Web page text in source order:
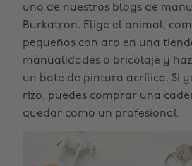
uno de nuestros blogs de
Burkatron. Elige el animal,
pequeños con aro en una
manualidades o bricolaje y
un bote de pintura acrílica. Si
rizo, puedes comprar una
quedar como un profesional.